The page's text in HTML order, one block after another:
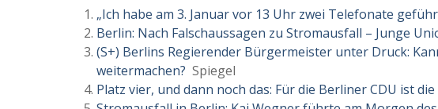
„Ich habe am 3. Januar vor 13 Uhr zwei Telefonate
Berlin: Nach Falschaussagen zu Stromausfall – Junge
(S+) Berlins Regierender Bürgermeister unter Druck:
weitermachen? Spiegel
Platz vier, und dann noch das: Für die Berliner CDU ist